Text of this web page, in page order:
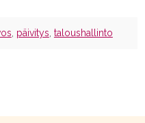
päivitys taloushallinto